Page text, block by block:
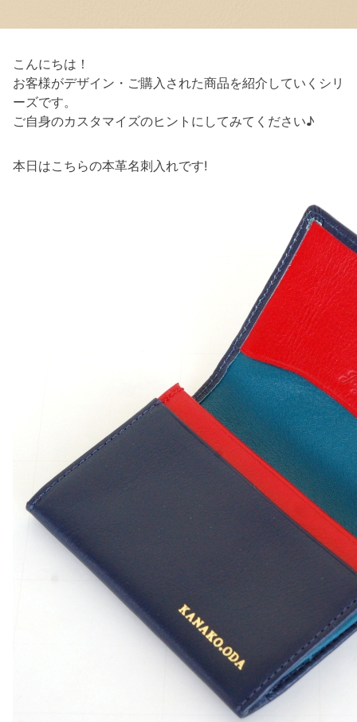
こんにちは！
お客様がデザイン・ご購入された商品を紹介していくシリ
ーズです。
ご自身のカスタマイズのヒントにしてみてください♪
本日はこちらの本革名刺入れです!